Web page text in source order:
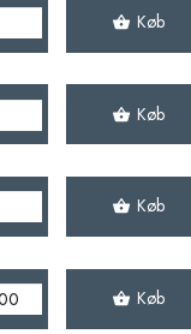
Køb
Køb
Køb
Køb